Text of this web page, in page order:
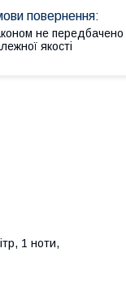
не передбачено
якості
1 ноти,